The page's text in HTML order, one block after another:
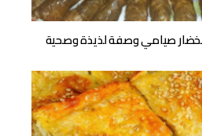
صيامي وصفة لذيذة وصحية